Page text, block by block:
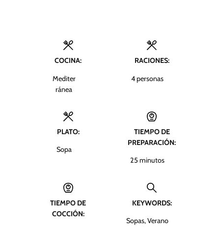
COCINA:
Mediter
ránea
RACIONES:
4personas
PLATO:
Sopa
TIEMPO DE
PREPARACIÓN:
25 m
t
s
minutos
TIEMPO DE
COCCIÓN:
KEYWORDS:
Sopas, Verano